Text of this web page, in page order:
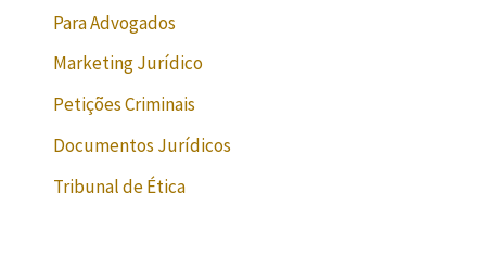
Para Advogados
Marketing Jurídico
Petições Criminais
Documentos Jurídicos
Tribunal de Ética